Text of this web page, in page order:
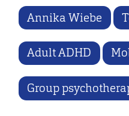
Annika Wiebe
Adult ADHD
Group